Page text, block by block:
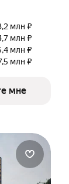
млн ₽
млн ₽
млн ₽
млн ₽
мне